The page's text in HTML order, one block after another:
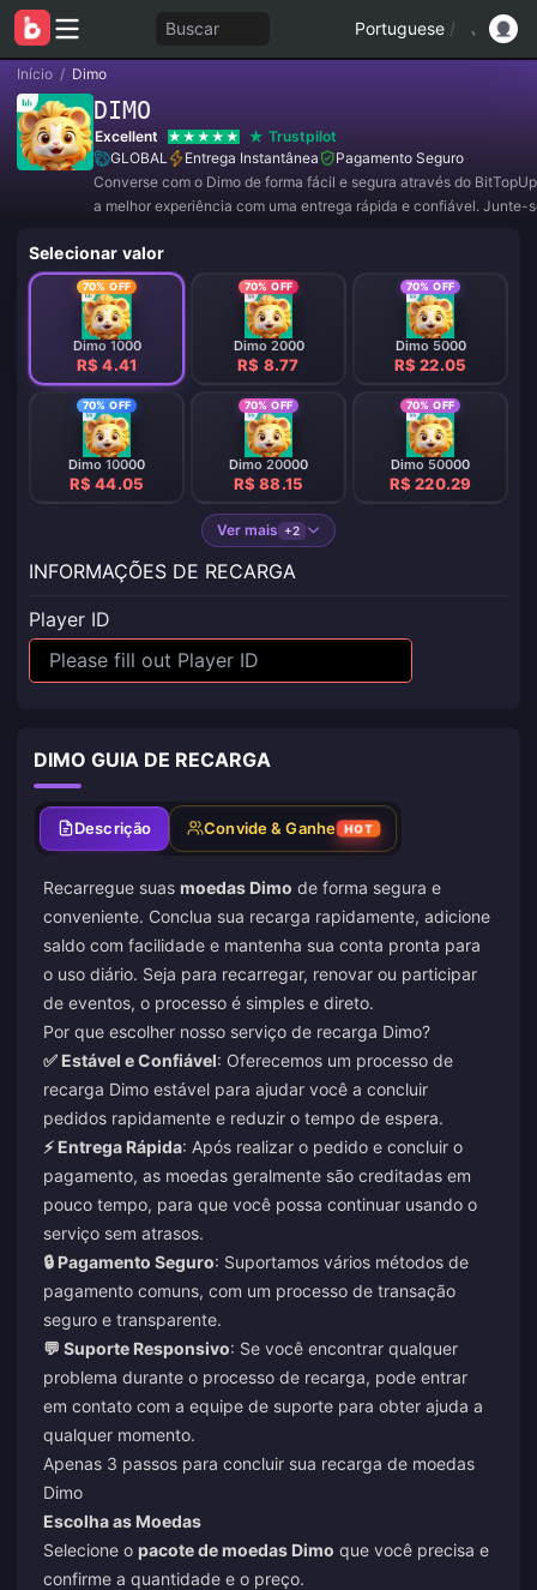
Buscar Portuguese /
Início / Dimo
DIMO
Excellent
Trustpilot
GLOBAL
Entrega Instantânea
Pagamento Seguro
Converse com o Dimo de forma fácil e segura através do
a melhor experiência com uma entrega rápida e confiável. Junte-
Selecionar valor
70% OFF
Dimo 1000
R$ 4.41
70% OFF
Dimo 2000
R$ 8.77
70% OFF
Dimo 5000
R$ 22.05
70% OFF
Dimo 10000
R$ 44.05
70% OFF
Dimo 20000
R$ 88.15
70% OFF
Dimo 50000
R$ 220.29
Ver mais +2
INFORMAÇÕES DE RECARGA
Player ID
DIMO GUIA DE RECARGA
Descrição Convide & Ganhe HOT
Recarregue suas moedas Dimo de forma segura e
conveniente. Conclua sua recarga rapidamente, adicione
saldo com facilidade e mantenha sua conta pronta para
o uso diário. Seja para recarregar, renovar ou participar
de eventos, o processo é simples e direto.
Por que escolher nosso serviço de recarga Dimo?
✅ Estável e Confiável: Oferecemos um processo de
recarga Dimo estável para ajudar você a concluir
pedidos rapidamente e reduzir o tempo de espera.
⚡ Entrega Rápida: Após realizar o pedido e concluir o
pagamento, as moedas geralmente são creditadas em
pouco tempo, para que você possa continuar usando o
serviço sem atrasos.
🔒 Pagamento Seguro: Suportamos vários métodos de
pagamento comuns, com um processo de transação
seguro e transparente.
💬 Suporte Responsivo: Se você encontrar qualquer
problema durante o processo de recarga, pode entrar
em contato com a equipe de suporte para obter ajuda a
qualquer momento.
Apenas 3 passos para concluir sua recarga de moedas
Dimo
Escolha as Moedas
Selecione o pacote de moedas Dimo que você precisa e
confirme a quantidade e o preço.